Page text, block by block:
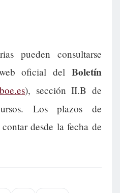
pueden consultarse
oficial del Boletín
boe.es), sección II.B de
Los plazos de
desde la fecha de